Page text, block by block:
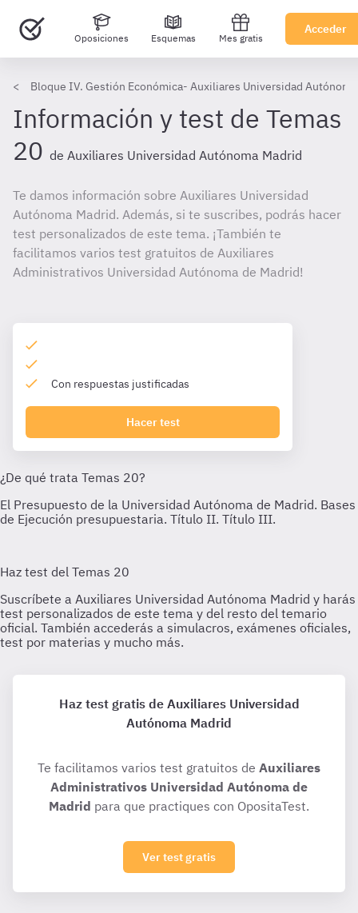
Oposiciones Esquemas Mes gratis
Acceder
Bloque IV. Gestión Económica- Auxiliares Universidad
Información y test de Temas
20 de Auxiliares Universidad Autónoma Madrid
Te damos información sobre Auxiliares Universidad
Autónoma Madrid. Además, si te suscribes, podrás hacer
test personalizados de este tema. ¡También te
facilitamos varios test gratuitos de Auxiliares
Administrativos Universidad Autónoma de Madrid!
Con respuestas justificadas
Hacer test
Haz test gratis de Auxiliares Universidad
Autónoma Madrid
Te facilitamos varios test gratuitos de Auxiliares
Administrativos Universidad Autónoma de
Madrid para que practiques con OpositaTest.
Ver test gratis